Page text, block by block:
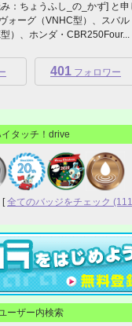
：ちょうふし_の_かず] と申
ォーグ（VNHC型）、スバル
）、ホンダ・CBR250Four...
401 フォロワー
タッチ！drive
[全てのバッジをチェック
ーザー内検索